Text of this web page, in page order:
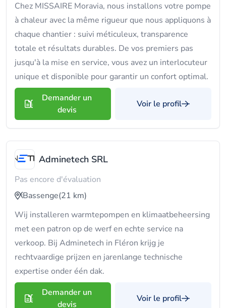
Chez MISSAIRE Moravia, nous installons votre pompe
à chaleur avec la même rigueur que nous appliquons à
chaque chantier : suivi méticuleux, transparence
totale et résultats durables. De vos premiers pas
jusqu'à la mise en service, vous avez un interlocuteur
unique et disponible pour garantir un confort optimal.
Demander un
devis
Voir le profil
Adminetech SRL
Pas encore d'évaluation
Bassenge(21 km)
Wij installeren warmtepompen en klimaatbeheersing
met een patron op de werf en echte service na
verkoop. Bij Adminetech in Fléron krijg je
rechtvaardige prijzen en jarenlange technische
expertise onder één dak.
Demander un
devis
Voir le profil